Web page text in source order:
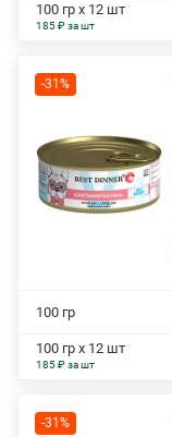
100 гр х 12 шт
185 ₽ за шт
-31%
100 гр
100 гр х 12 шт
185 ₽ за шт
-31%